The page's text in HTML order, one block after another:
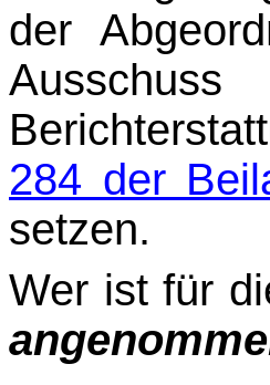
der
284 der
setzen.
Wer ist für